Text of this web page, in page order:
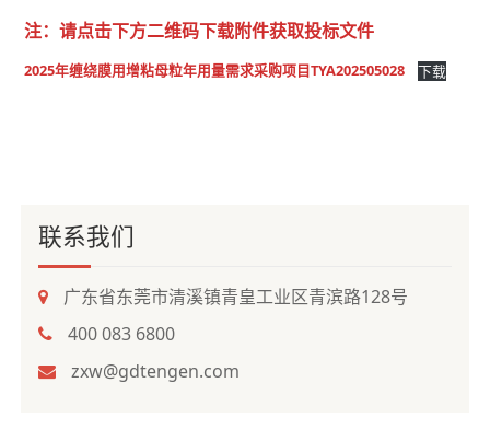
注：请点击下方二维码下载附件获取投标文件
2025年缠绕膜用增粘母粒年用量需求采购项目TYA202505028 下载
联系我们
广东省东莞市清溪镇青皇工业区青滨路128号
400 083 6800
zxw@gdtengen.com